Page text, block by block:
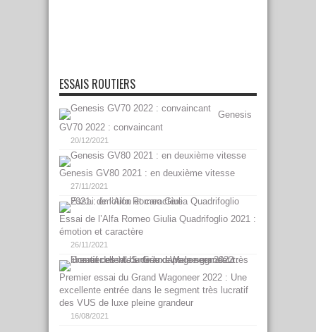
ESSAIS ROUTIERS
Genesis
GV70 2022 : convaincant
20/12/2021
Genesis GV80 2021 : en deuxième vitesse
27/11/2021
Essai de l’Alfa Romeo Giulia Quadrifoglio 2021 :
émotion et caractère
26/11/2021
Premier essai du Grand Wagoneer 2022 : Une
excellente entrée dans le segment très lucratif
des VUS de luxe pleine grandeur
16/08/2021